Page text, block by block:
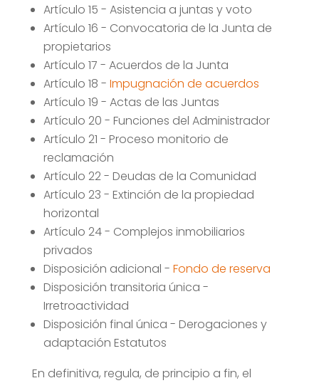
Artículo 15 - Asistencia a juntas y voto
Artículo 16 - Convocatoria de la Junta de
propietarios
Artículo 17 - Acuerdos de la Junta
Artículo 18 - Impugnación de acuerdos
Artículo 19 - Actas de las Juntas
Artículo 20 - Funciones del Administrador
Artículo 21 - Proceso monitorio de
reclamación
Artículo 22 - Deudas de la Comunidad
Artículo 23 - Extinción de la propiedad
horizontal
Artículo 24 - Complejos inmobiliarios
privados
Disposición adicional - Fondo de reserva
Disposición transitoria única -
Irretroactividad
Disposición final única - Derogaciones y
adaptación Estatutos
En definitiva, regula, de principio a fin, el